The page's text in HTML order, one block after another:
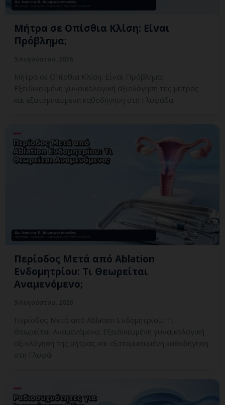
Μήτρα σε Οπίσθια Κλίση: Είναι
Πρόβλημα;
Μήτρα σε Οπίσθια Κλίση: Είναι Πρόβλημα;
Εξειδικευμένη γυναικολογική αξιολόγηση της μήτρας
και εξατομικευμένη καθοδήγηση στη Γλυφάδα.
Περίοδος Μετά από Ablation
Ενδομητρίου: Τι Θεωρείται
Αναμενόμενο;
Περίοδος Μετά από Ablation Ενδομητρίου: Τι
Θεωρείται Αναμενόμενο; Εξειδικευμένη γυναικολογική
αξιολόγηση της μήτρας και εξατομικευμένη καθοδήγηση
στη Γλυφά